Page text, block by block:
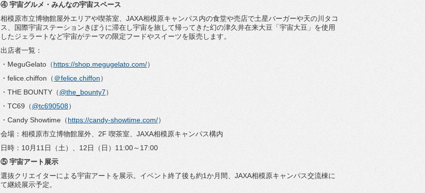
④ 宇宙グルメ・みんなの宇宙スペース
相模原市立博物館屋外エリアや喫茶室、 JAXA相模原キャンパス内の食堂や売店で土星バーガーや天の川 タコ
ス、
国際宇宙ステーションきぼうに滞在し宇宙を旅して帰ってきた幻の津久井在来大豆「宇宙大豆」 を使用
したジェラートなど宇宙がテーマの限定フードやスイーツを販売します。
出店者一覧：
・MeguGelato（https://shop. megugelato.com/）
・felice.chiffon（＠felice. chiffon）
・THE BOUNTY（@the_bounty7）
・TC69（@tc690508）
・Candy Showtime（https://candy-showtime.com/）
会場：相模原市立博物館屋外、2F 喫茶室、JAXA相模原キャンパス構内
日時：10月11日（土）、12日（日）11:00～17:00
⑤ 宇宙アート展示
選抜クリエイターによる宇宙アートを展示。 イベント終了後も約1か月間、 JAXA相模原キャンパス交流棟に
て継続展示予定。